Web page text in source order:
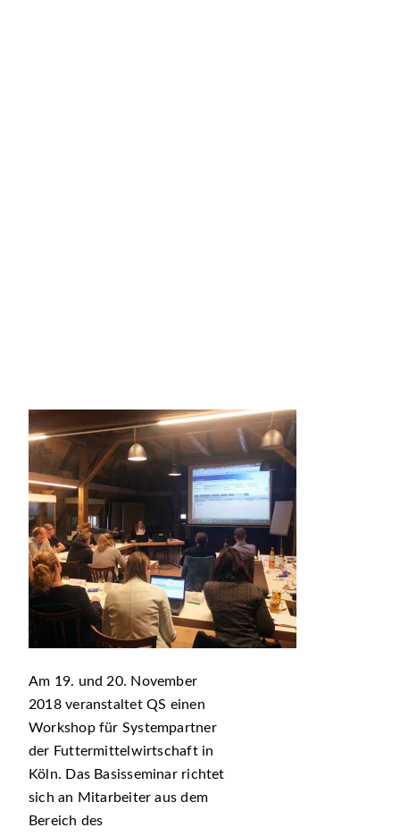
Am 19. und 20. November
2018 veranstaltet QS einen
Workshop für Systempartner
der Futtermittelwirtschaft in
Köln. Das Basisseminar richtet
sich an Mitarbeiter aus dem
Bereich des